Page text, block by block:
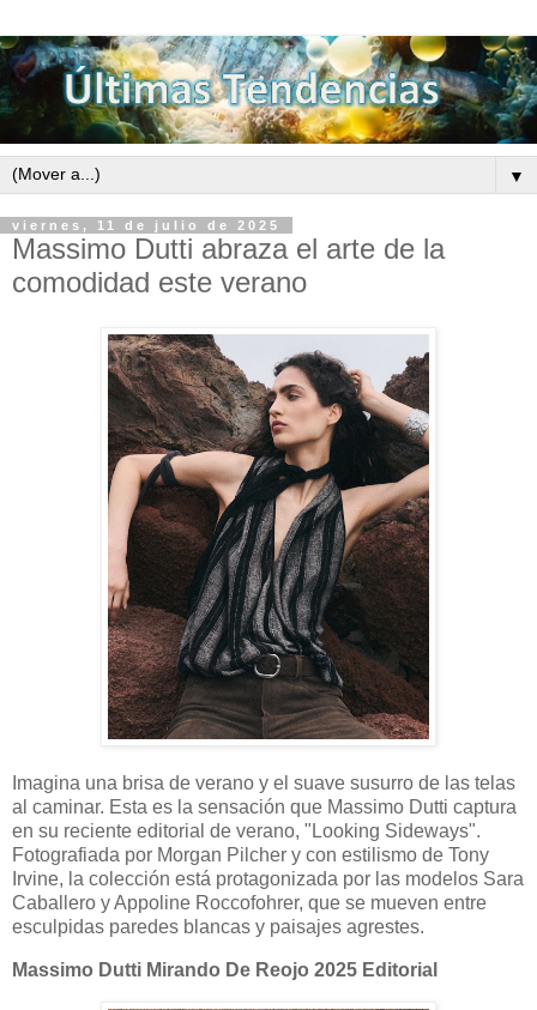
▼
viernes, 11 de julio de 2025
Massimo Dutti abraza el arte de la
comodidad este verano
Imagina una brisa de verano y el suave susurro de las telas
al caminar. Esta es la sensación que Massimo Dutti captura
en su reciente editorial de verano, "Looking Sideways".
Fotografiada por Morgan Pilcher y con estilismo de Tony
Irvine, la colección está protagonizada por las modelos Sara
Caballero y Appoline Roccofohrer, que se mueven entre
esculpidas paredes blancas y paisajes agrestes.
Massimo Dutti Mirando De Reojo 2025 Editorial